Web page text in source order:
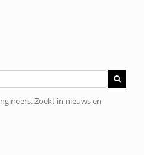
Zoekt in nieuws en